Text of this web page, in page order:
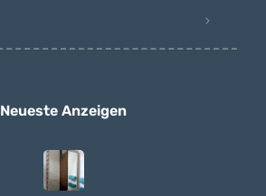
Neueste Anzeigen